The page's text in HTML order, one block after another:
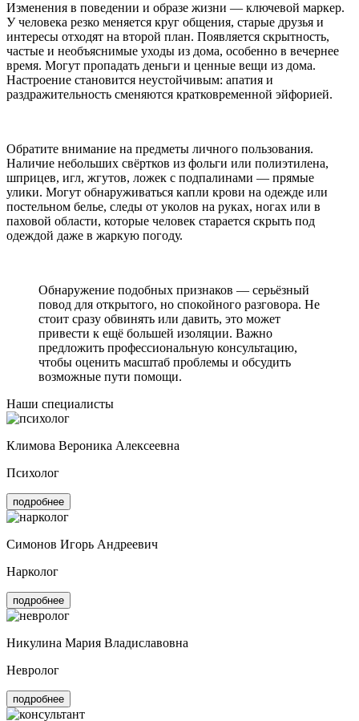
Изменения в поведении и образе жизни — ключевой маркер.
У человека резко меняется круг общения, старые друзья и
интересы отходят на второй план. Появляется скрытность,
частые и необъяснимые уходы из дома, особенно в вечернее
время. Могут пропадать деньги и ценные вещи из дома.
Настроение становится неустойчивым: апатия и
раздражительность сменяются кратковременной эйфорией.
Обратите внимание на предметы личного пользования.
Наличие небольших свёртков из фольги или полиэтилена,
шприцев, игл, жгутов, ложек с подпалинами — прямые
улики. Могут обнаруживаться капли крови на одежде или
постельном белье, следы от уколов на руках, ногах или в
паховой области, которые человек старается скрыть под
одеждой даже в жаркую погоду.
Обнаружение подобных признаков — серьёзный
повод для открытого, но спокойного разговора. Не
стоит сразу обвинять или давить, это может
привести к ещё большей изоляции. Важно
предложить профессиональную консультацию,
чтобы оценить масштаб проблемы и обсудить
возможные пути помощи.
Наши специалисты
Климова Вероника Алексеевна
Психолог
подробнее
Симонов Игорь Андреевич
Нарколог
подробнее
Никулина Мария Владиславовна
Невролог
подробнее